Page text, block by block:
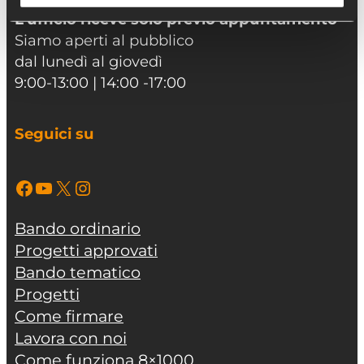
L’ufficio riceve solo previo appuntamento
Siamo aperti al pubblico
dal lunedì al giovedì
9:00-13:00 | 14:00 -17:00
Seguici su
Facebook YouTube X Instagram
Bando ordinario
Progetti approvati
Bando tematico
Progetti
Come firmare
Lavora con noi
Come funziona 8×1000